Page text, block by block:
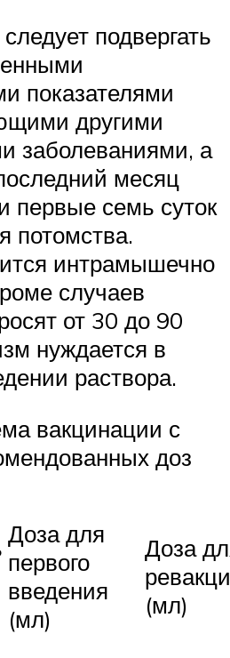
подвергать
показателями
другими
заболеваниями, а
месяц
первые семь суток
потомства.
интрамышечно
случаев
от 30 до 90
нуждается в
раствора.
вакцинации с
доз
Доза для
первого
введения
(мл)
Доза
(мл)